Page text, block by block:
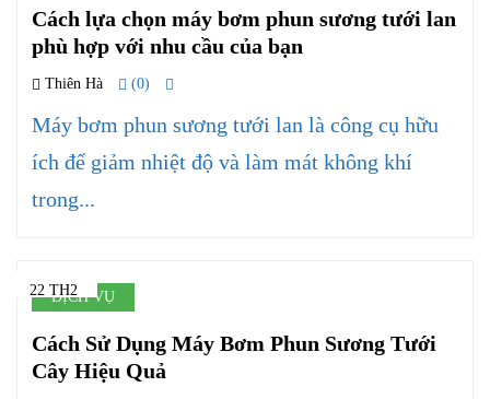
Cách lựa chọn máy bơm phun sương tưới lan
phù hợp với nhu cầu của bạn
Thiên Hà (0)
Máy bơm phun sương tưới lan là công cụ hữu
ích để giảm nhiệt độ và làm mát không khí
trong...
22 TH2DỊCH VỤ
Cách Sử Dụng Máy Bơm Phun Sương Tưới
Cây Hiệu Quả